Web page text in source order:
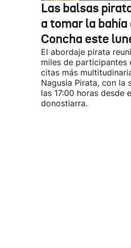
Las balsas
a tomar la bahía
Concha este
El abordaje pirata
miles de participantes
citas más
Nagusia Pirata, con la
las 17:00 horas desde
donostiarra.